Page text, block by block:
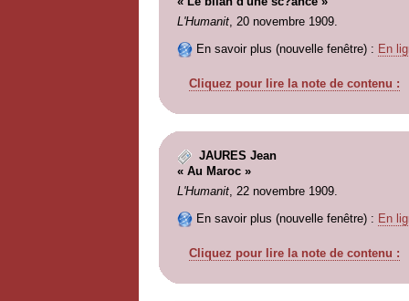
L'Humanit, 20 novembre 1909.
En savoir plus (nouvelle fenêtre) : En
Cliquez pour lire la note de contenu :
JAURES Jean
« Au Maroc »
L'Humanit, 22 novembre 1909.
En savoir plus (nouvelle fenêtre) : En
Cliquez pour lire la note de contenu :